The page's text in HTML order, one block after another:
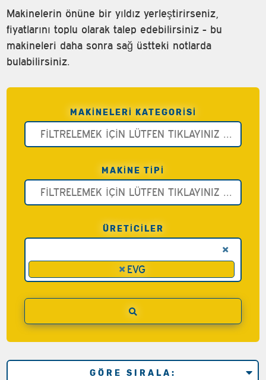
Makinelerin önüne bir yıldız yerleştirirseniz,
fiyatlarını toplu olarak talep edebilirsiniz - bu
makineleri daha sonra sağ üstteki notlarda
bulabilirsiniz.
MAKINELERI KATEGORISI
MAKINE TIPI
ÜRETİCİLER
×
×EVG